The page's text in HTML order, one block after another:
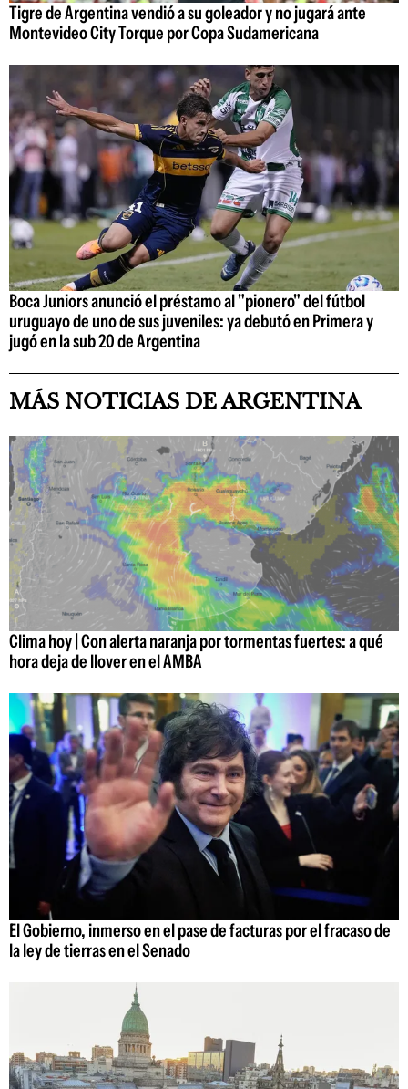
Tigre de Argentina vendió a su goleador y no jugará ante
Montevideo City Torque por Copa Sudamericana
Boca Juniors anunció el préstamo al "pionero" del fútbol
uruguayo de uno de sus juveniles: ya debutó en Primera y
jugó en la sub 20 de Argentina
MÁS NOTICIAS DE ARGENTINA
Clima hoy | Con alerta naranja por tormentas fuertes: a qué
hora deja de llover en el AMBA
El Gobierno, inmerso en el pase de facturas por el fracaso de
la ley de tierras en el Senado